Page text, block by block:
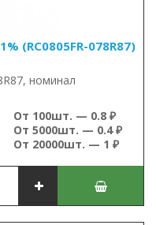
(RC0805FR-078R87)
номинал
От 100шт. — 0.8 ₽
От 5000шт. — 0.4 ₽
От 20000шт. — 1 ₽